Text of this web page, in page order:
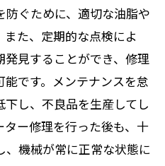
ぐために、適切な油脂や
た、定期的な点検によ
発見することができ、修理
です。メンテナンスを怠
し、不良品を生産してし
ー修理を行った後も、十
機械が常に正常な状態に